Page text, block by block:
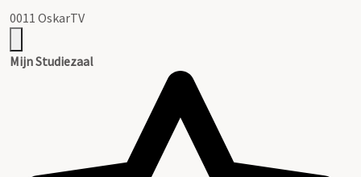
0011 OskarTV
Mijn Studiezaal